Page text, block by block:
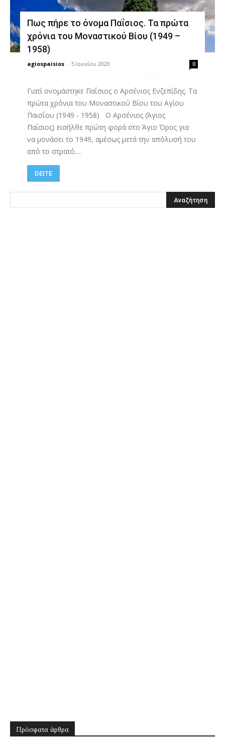
Πως πήρε το όνομα Παΐσιος. Τα πρώτα
χρόνια του Μοναστικού Βίου (1949 –
1958)
agiospaisios - 5 Ιουνίου 2020 0
Γιατί ονομάστηκε Παΐσιος ο Αρσένιος Ενζεπίδης. Τα
πρώτα χρόνια του Μοναστικού Βίου του Αγίου
Παισΐου (1949 - 1958) Ο Αρσένιος (Άγιος
Παίσιος) εισήλθε πρώτη φορά στο Άγιο Όρος για
να μονάσει το 1949, αμέσως μετά την απόλυσή του
από το στρατό....
DEITE
Πρόσφατα άρθρα